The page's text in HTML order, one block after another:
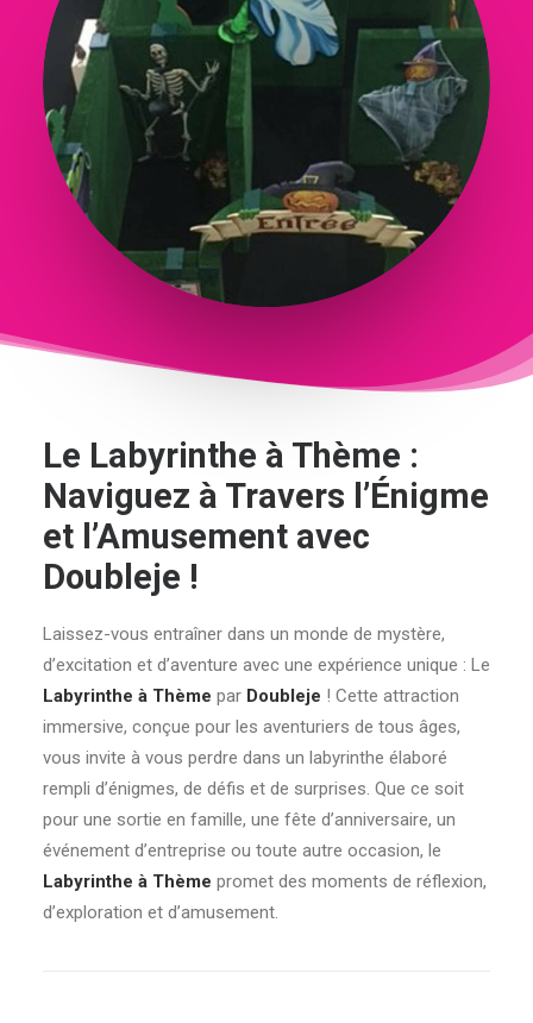
Le Labyrinthe à Thème :
Naviguez à Travers l’Énigme
et l’Amusement avec
Doubleje !
Laissez-vous entraîner dans un monde de mystère,
d’excitation et d’aventure avec une expérience unique : Le
Labyrinthe à Thème par Doubleje ! Cette attraction
immersive, conçue pour les aventuriers de tous âges,
vous invite à vous perdre dans un labyrinthe élaboré
rempli d’énigmes, de défis et de surprises. Que ce soit
pour une sortie en famille, une fête d’anniversaire, un
événement d’entreprise ou toute autre occasion, le
Labyrinthe à Thème promet des moments de réflexion,
d’exploration et d’amusement.